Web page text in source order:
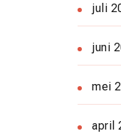
juli
juni
mei
april